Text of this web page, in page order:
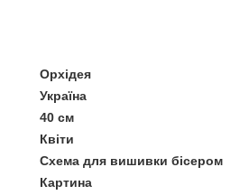
Орхідея
Україна
40 см
Квіти
Схема для вишивки бісером
Картина